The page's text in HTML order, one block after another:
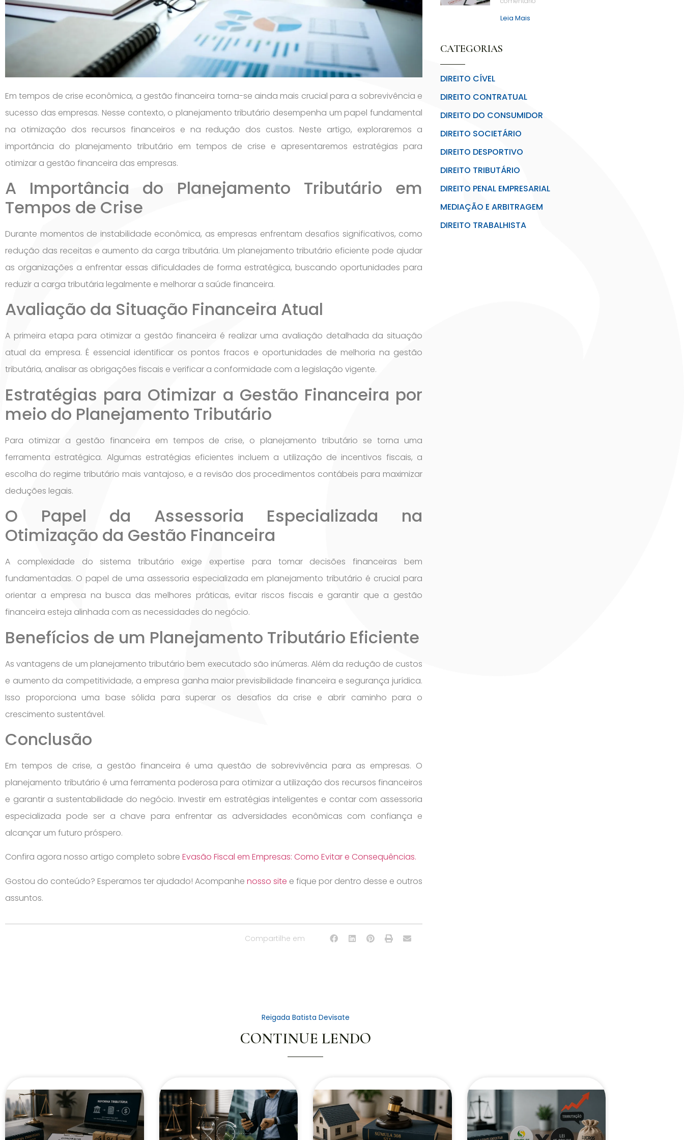
Em tempos de crise econômica, a gestão financeira torna-se ainda mais crucial para a sobrevivência e
sucesso das empresas. Nesse contexto, o planejamento tributário desempenha um papel fundamental
na otimização dos recursos financeiros e na redução dos custos. Neste artigo, exploraremos a
importância do planejamento tributário em tempos de crise e apresentaremos estratégias para
otimizar a gestão financeira das empresas.
A Importância do Planejamento Tributário em
Tempos de Crise
Durante momentos de instabilidade econômica, as empresas enfrentam desafios significativos, como
redução das receitas e aumento da carga tributária. Um planejamento tributário eficiente pode ajudar
as organizações a enfrentar essas dificuldades de forma estratégica, buscando oportunidades para
reduzir a carga tributária legalmente e melhorar a saúde financeira.
Avaliação da Situação Financeira Atual
A primeira etapa para otimizar a gestão financeira é realizar uma avaliação detalhada da situação
atual da empresa. É essencial identificar os pontos fracos e oportunidades de melhoria na gestão
tributária, analisar as obrigações fiscais e verificar a conformidade com a legislação vigente.
Estratégias para Otimizar a Gestão Financeira por
meio do Planejamento Tributário
Para otimizar a gestão financeira em tempos de crise, o planejamento tributário se torna uma
ferramenta estratégica. Algumas estratégias eficientes incluem a utilização de incentivos fiscais, a
escolha do regime tributário mais vantajoso, e a revisão dos procedimentos contábeis para maximizar
deduções legais.
O Papel da Assessoria Especializada na
Otimização da Gestão Financeira
A complexidade do sistema tributário exige expertise para tomar decisões financeiras bem
fundamentadas. O papel de uma assessoria especializada em planejamento tributário é crucial para
orientar a empresa na busca das melhores práticas, evitar riscos fiscais e garantir que a gestão
financeira esteja alinhada com as necessidades do negócio.
Benefícios de um Planejamento Tributário Eficiente
As vantagens de um planejamento tributário bem executado são inúmeras. Além da redução de custos
e aumento da competitividade, a empresa ganha maior previsibilidade financeira e segurança jurídica.
Isso proporciona uma base sólida para superar os desafios da crise e abrir caminho para o
crescimento sustentável.
Conclusão
Em tempos de crise, a gestão financeira é uma questão de sobrevivência para as empresas. O
planejamento tributário é uma ferramenta poderosa para otimizar a utilização dos recursos financeiros
e garantir a sustentabilidade do negócio. Investir em estratégias inteligentes e contar com assessoria
especializada pode ser a chave para enfrentar as adversidades econômicas com confiança e
alcançar um futuro próspero.
Confira agora nosso artigo completo sobre Evasão Fiscal em Empresas: Como Evitar e Consequências.
Gostou do conteúdo? Esperamos ter ajudado! Acompanhe nosso site e fique por dentro desse e outros
assuntos.
Compartilhe em
Leia Mais
CATEGORIAS
DIREITO CÍVEL
DIREITO CONTRATUAL
DIREITO DO CONSUMIDOR
DIREITO SOCIETÁRIO
DIREITO DESPORTIVO
DIREITO TRIBUTÁRIO
DIREITO PENAL EMPRESARIAL
MEDIAÇÃO E ARBITRAGEM
DIREITO TRABALHISTA
Reigada Batista Devisate
CONTINUE LENDO